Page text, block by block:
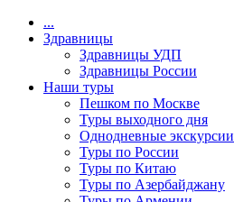
...
Здравницы
Здравницы УДП
Здравницы России
Наши туры
Пешком по Москве
Туры выходного дня
Однодневные экскурсии
Туры по России
Туры по Китаю
Туры по Азербайджану